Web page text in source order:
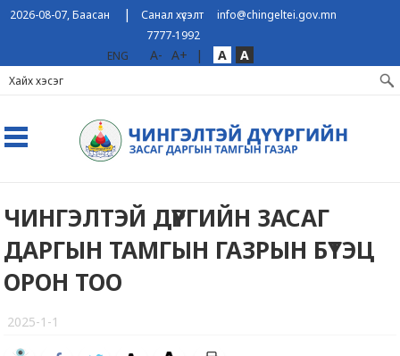
2026-08-07, Баасан |Санал хүсэлт
info@chingeltei.gov.mn
7777-1992
ENG
A- A+ | A A
ЧИНГЭЛТЭЙ ДҮҮРГИЙН ЗАСАГ
ДАРГЫН ТАМГЫН ГАЗРЫН БҮТЭЦ
ОРОН ТОО
2025-1-1